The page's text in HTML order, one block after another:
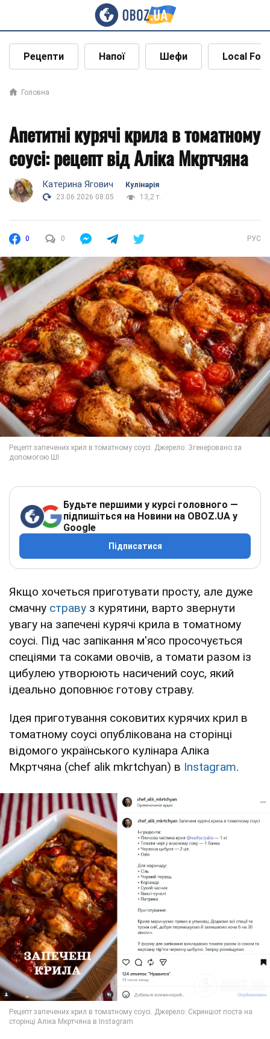
Рецепти Напої Шефи Local
Головна
Апетитні курячі крила в томатному
соусі: рецепт від Аліка Мкртчяна
Катерина Ягович
Кулінарія
23.06.2026 08:05
13,2 т.
0 0 РУС
Будьте першими у курсі головного —
підпишіться на Новини на OBOZ.UA у
Google
Підписатися
Якщо хочеться приготувати просту, але дуже
смачну страву з курятини, варто звернути
увагу на запечені курячі крила в томатному
соусі. Під час запікання м'ясо просочується
спеціями та соками овочів, а томати разом із
цибулею утворюють насичений соус, який
ідеально доповнює готову страву.
Ідея приготування соковитих курячих крил в
томатному соусі опублікована на сторінці
відомого українського кулінара Аліка
Мкртчяна (chef alik mkrtchyan) в Instagram.